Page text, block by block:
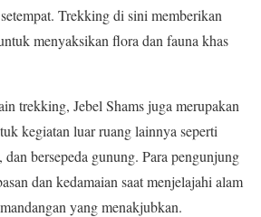
Trekking di sini memberikan
menyaksikan flora dan fauna khas
trekking, Jebel Shams juga merupakan
kegiatan luar ruang lainnya seperti
bersepeda gunung. Para pengunjung
dan kedamaian saat menjelajahi alam
yang menakjubkan.